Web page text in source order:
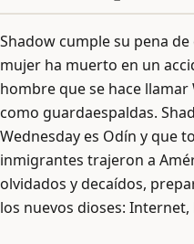
Shadow cumple su pena
mujer ha muerto en un
hombre que se hace
como guardaespaldas.
Wednesday es Odín y que
inmigrantes trajeron a
olvidados y decaídos,
los nuevos dioses: